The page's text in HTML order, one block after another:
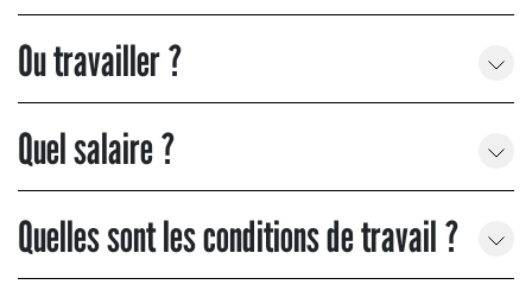
Ou travailler ?
Quel salaire ?
Quelles sont les conditions de travail ?